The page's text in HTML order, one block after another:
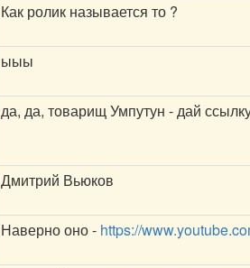
Как ролик называется то ?
ыыы
да, да, товарищ Умпутун - дай
Дмитрий Вьюков
Наверно оно - https://